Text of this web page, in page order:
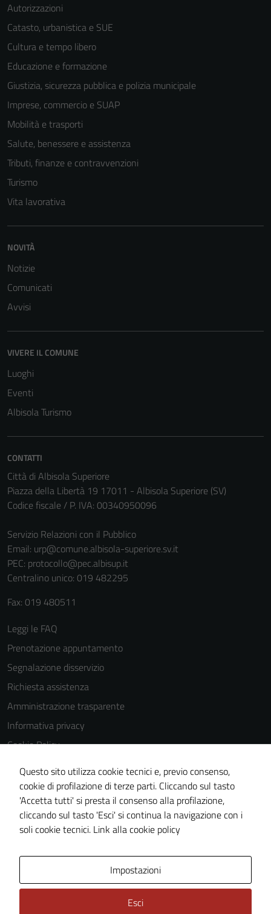
Autorizzazioni
Catasto, urbanistica e SUE
Cultura e tempo libero
Educazione e formazione
Giustizia, sicurezza pubblica e polizia municipale
Imprese, commercio e SUAP
Mobilità e trasporti
Salute, benessere e assistenza
Tributi, finanze e contravvenzioni
Turismo
Vita lavorativa
NOVITÀ
Notizie
Comunicati
Avvisi
VIVERE IL COMUNE
Luoghi
Eventi
Albisola Turismo
CONTATTI
Città di Albisola Superiore
Piazza della Libertà 19 17011 - Albisola Superiore (SV)
Codice fiscale / P. IVA: 00340950096
Servizio Relazioni con il Pubblico
Email: urp@comune.albisola-superiore.sv.it
PEC: protocollo@pec.albisup.it
Centralino unico: 019 482295
Fax: 019 480511
Leggi le FAQ
Prenotazione appuntamento
Segnalazione disservizio
Richiesta assistenza
Amministrazione trasparente
Informativa privacy
Cookie Policy
Note legali
Dichiarazione di accessibilità
Piano di miglioramento del sito
Statistiche sito web
Questo sito utilizza cookie tecnici e, previo consenso,
cookie di profilazione di terze parti. Cliccando sul tasto
'Accetta tutti' si presta il consenso alla profilazione,
cliccando sul tasto 'Esci' si continua la navigazione con i
soli cookie tecnici. Link alla cookie policy
Impostazioni
Esci
sono necessari
possono
essere
non raccolgono